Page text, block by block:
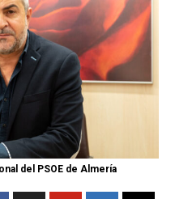
del PSOE de Almería